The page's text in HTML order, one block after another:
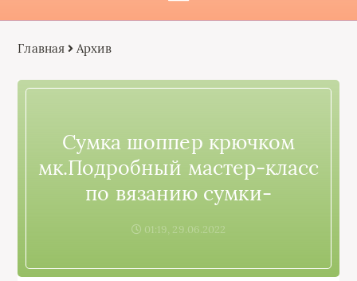
Главная Архив
Сумка шоппер крючком
мк.Подробный мастер-класс
по вязанию сумки-
01:19, 29.06.2022